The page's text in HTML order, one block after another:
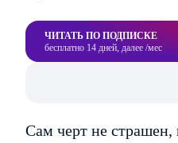
ЧИТАТЬ ПО ПОДПИСКЕ
бесплатно 14 дней, далее /мес
Сам черт не страшен,